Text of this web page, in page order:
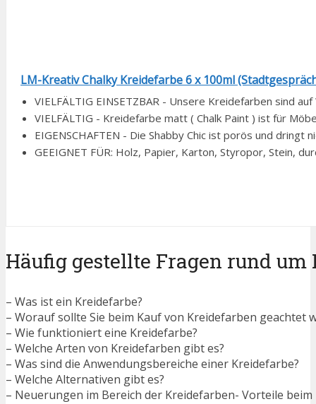
LM-Kreativ Chalky Kreidefarbe 6 x 100ml
VIELFÄLTIG EINSETZBAR - Unsere Kreidefarben sind
VIELFÄLTIG - Kreidefarbe matt ( Chalk Paint ) ist für
EIGENSCHAFTEN - Die Shabby Chic ist porös und dringt
GEEIGNET FÜR: Holz, Papier, Karton, Styropor, Stein,
Häufig gestellte Fragen rund
– Was ist ein Kreidefarbe?
– Worauf sollte Sie beim Kauf von Kreidefarben geachtet
– Wie funktioniert eine Kreidefarbe?
– Welche Arten von Kreidefarben gibt es?
– Was sind die Anwendungsbereiche einer Kreidefarbe?
– Welche Alternativen gibt es?
– Neuerungen im Bereich der Kreidefarben- Vorteile